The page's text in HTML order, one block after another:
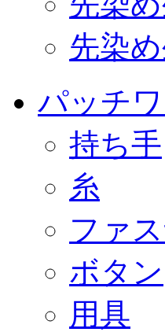
先染
パッチ
持ち手
糸
ファ
ボタン
用具